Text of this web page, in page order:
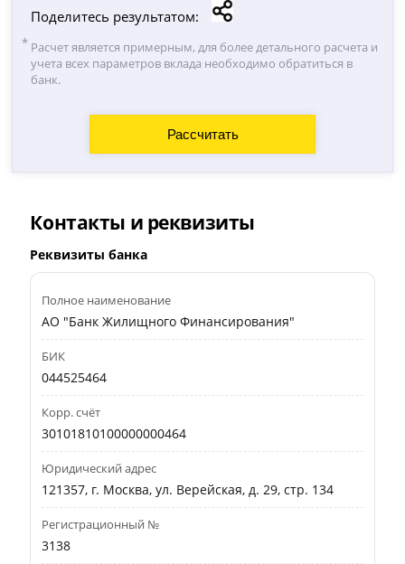
Поделитесь результатом:
Расчет является примерным, для более детального расчета и
учета всех параметров вклада необходимо обратиться в
банк.
Контакты и реквизиты
Реквизиты банка
Полное наименование
АО "Банк Жилищного Финансирования"
БИК
044525464
Корр. счёт
30101810100000000464
Юридический адрес
121357, г. Москва, ул. Верейская, д. 29, стр. 134
Регистрационный №
3138